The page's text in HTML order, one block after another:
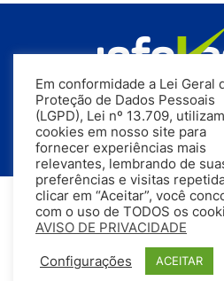
Todos os direitos
Em conformidade a Lei Geral
Proteção de Dados Pessoais
(LGPD), Lei nº 13.709,
cookies em nosso site para
fornecer experiências mais
relevantes, lembrando de
preferências e visitas
clicar em “Aceitar”, você
com o uso de TODOS os
AVISO DE PRIVACIDADE
Configurações ACEITAR